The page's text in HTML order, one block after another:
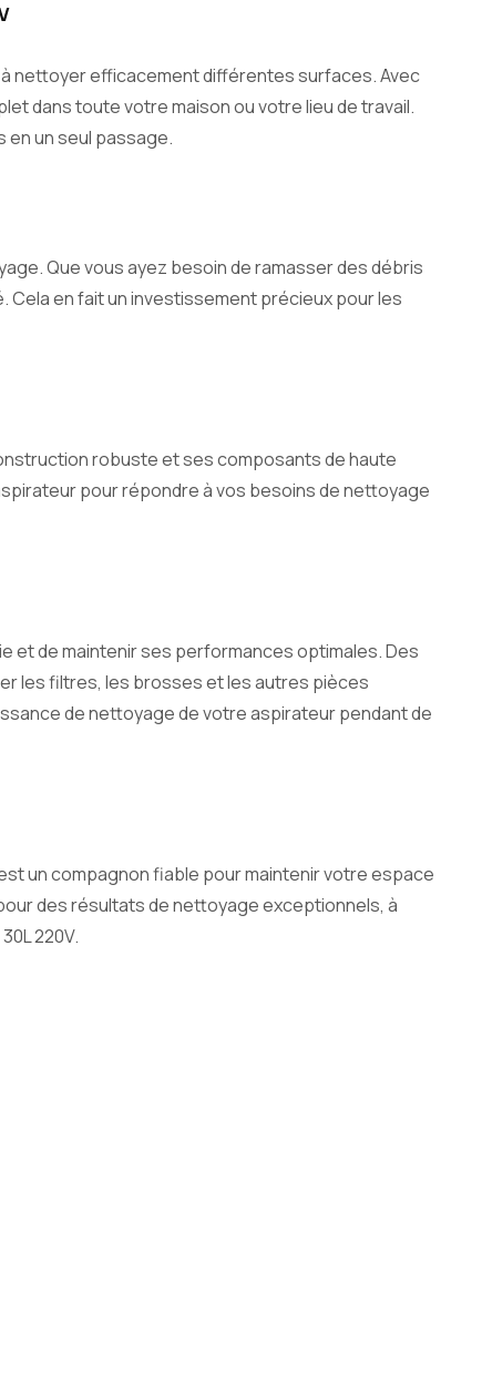
nettoyer efficacement différentes surfaces. Avec
dans toute votre maison ou votre lieu de travail.
en un seul passage.
Que vous ayez besoin de ramasser des débris
en fait un investissement précieux pour les
robuste et ses composants de haute
pour répondre à vos besoins de nettoyage
et de maintenir ses performances optimales. Des
les filtres, les brosses et les autres pièces
de nettoyage de votre aspirateur pendant de
un compagnon fiable pour maintenir votre espace
des résultats de nettoyage exceptionnels, à
220V.